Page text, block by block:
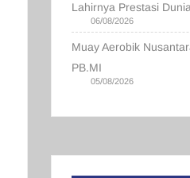
Lahirnya Prestasi
06/08/2026
Muay Aerobik
PB.MI
05/08/2026